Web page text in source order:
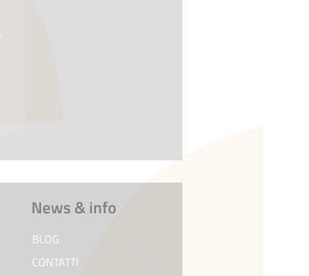
News & info
BLOG
CONTATTI